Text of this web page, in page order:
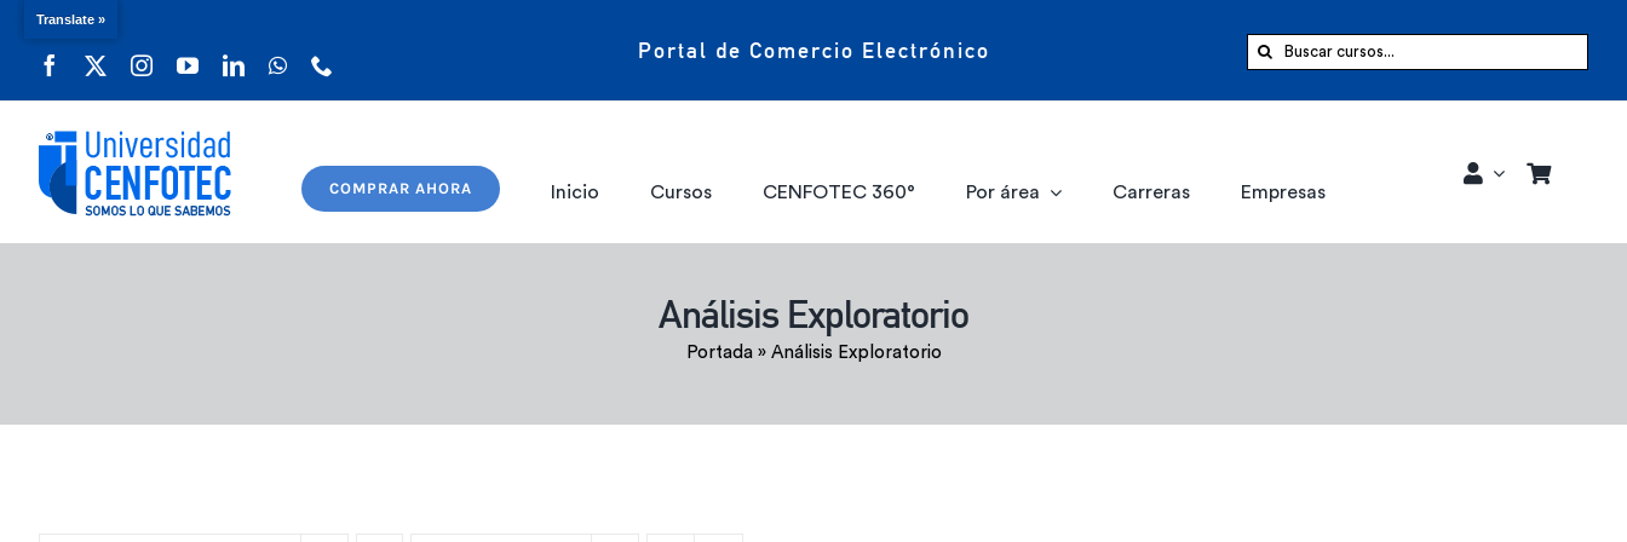
Portal de Comercio Electrónico Buscar:
COMPRAR AHORA Inicio Cursos CENFOTEC 360° Por área Carreras Empresas
Análisis Exploratorio
Portada» Análisis Exploratorio
Translate »